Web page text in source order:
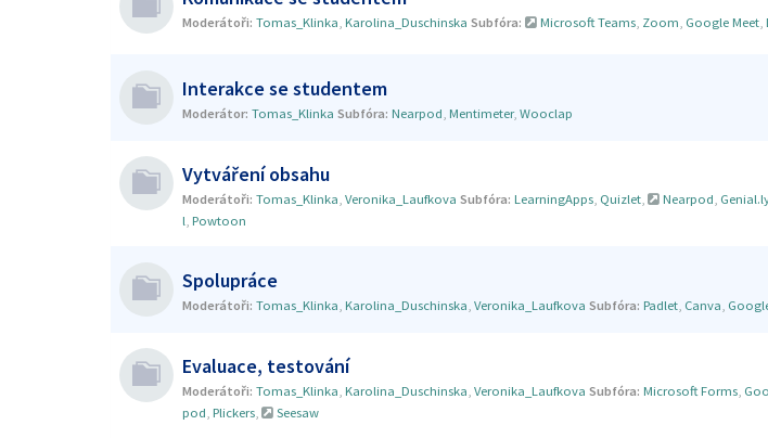
Moderátoři: Tomas_Klinka, Karolina_Duschinska Subfóra: Microsoft Teams, Zoom, Google Meet,
Interakce se studentem
Moderátor: Tomas_Klinka Subfóra: Nearpod, Mentimeter, Wooclap
Vytváření obsahu
Moderátoři: Tomas_Klinka, Veronika_Laufkova Subfóra: LearningApps, Quizlet, Nearpod,
l, Powtoon
Spolupráce
Moderátoři: Tomas_Klinka, Karolina_Duschinska, Veronika_Laufkova Subfóra: Padlet, Canva,
Evaluace, testování
Moderátoři: Tomas_Klinka, Karolina_Duschinska, Veronika_Laufkova Subfóra: Microsoft Forms,
pod, Plickers, Seesaw